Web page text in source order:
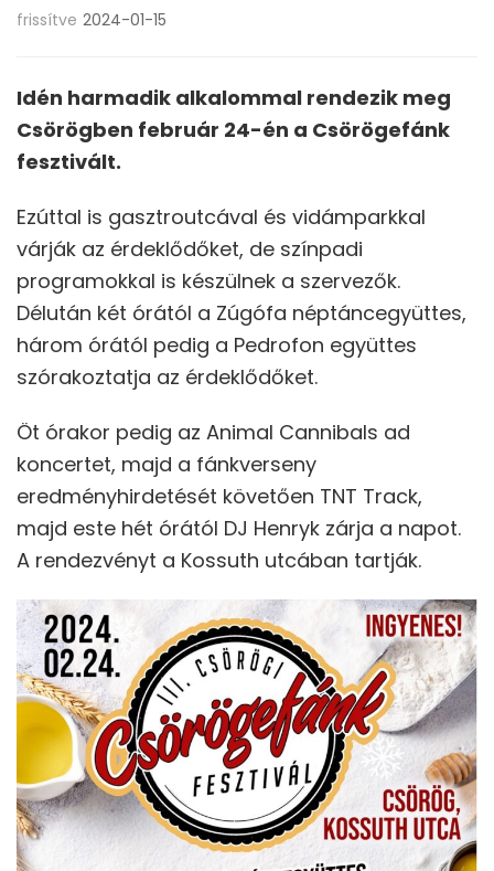
frissítve 2024-01-15
Idén harmadik alkalommal rendezik meg
Csörögben február 24-én a Csörögefánk
fesztivált.
Ezúttal is gasztroutcával és vidámparkkal
várják az érdeklődőket, de színpadi
programokkal is készülnek a szervezők.
Délután két órától a Zúgófa néptáncegyüttes,
három órától pedig a Pedrofon együttes
szórakoztatja az érdeklődőket.
Öt órakor pedig az Animal Cannibals ad
koncertet, majd a fánkverseny
eredményhirdetését követően TNT Track,
majd este hét órától DJ Henryk zárja a napot.
A rendezvényt a Kossuth utcában tartják.